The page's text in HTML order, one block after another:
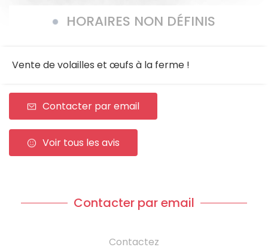
HORAIRES NON DÉFINIS
Vente de volailles et œufs à la ferme !
Contacter par email
Voir tous les avis
Contacter par email
Contactez